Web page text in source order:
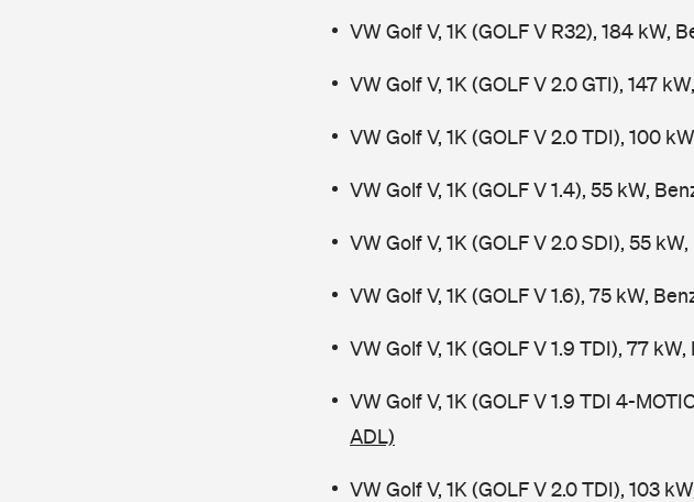
VW Golf V, 1K (GOLF V R32), 184 kW,
VW Golf V, 1K (GOLF V 2.0 GTI), 147
VW Golf V, 1K (GOLF V 2.0 TDI), 100
VW Golf V, 1K (GOLF V 1.4), 55 kW,
VW Golf V, 1K (GOLF V 2.0 SDI), 55
VW Golf V, 1K (GOLF V 1.6), 75 kW,
VW Golf V, 1K (GOLF V 1.9 TDI), 77
VW Golf V, 1K (GOLF V 1.9 TDI 4-
ADL)
VW Golf V, 1K (GOLF V 2.0 TDI), 103